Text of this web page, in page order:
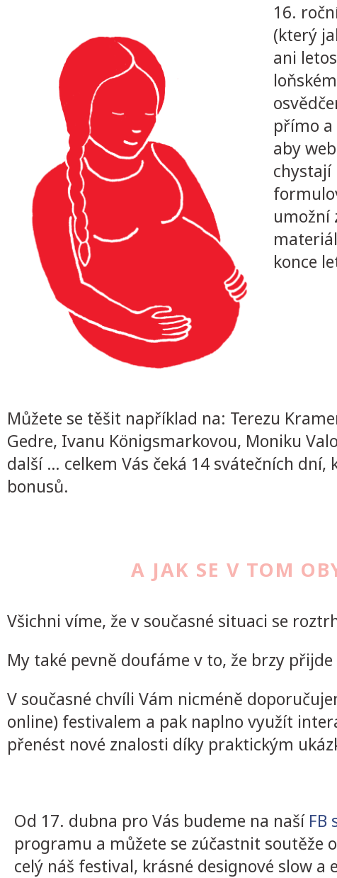
16.
(který
ani
přímo a
aby
umožní
konce
Můžete se těšit například na: Terezu
Gedre, Ivanu Königsmarkovou, Moniku
další … celkem Vás čeká 14 svátečních
bonusů.
A JAK SE V TOM
Všichni víme, že v současné situaci se
My také pevně doufáme v to, že brzy
V současné chvíli Vám nicméně
online) festivalem a pak naplno využít
přenést nové znalosti díky praktickým
Od 17. dubna pro Vás budeme na naší FB
programu a můžete se zúčastnit soutěže
celý náš festival, krásné designové slow a